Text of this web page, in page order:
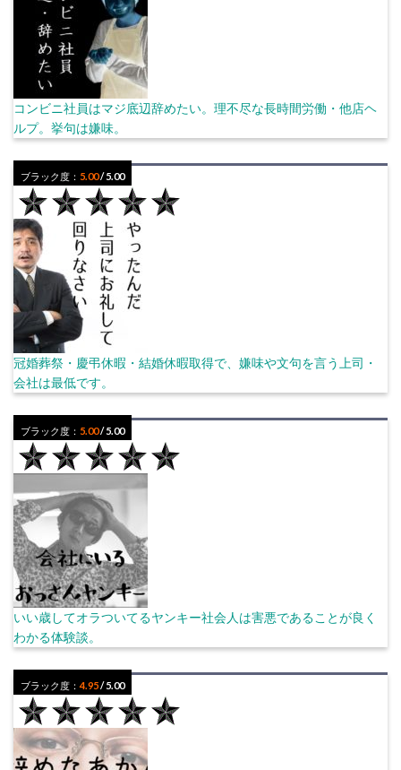
コンビニ社員はマジ底辺辞めたい。理不尽な長時間労働・他店ヘ
ルプ。挙句は嫌味。
ブラック度： 5.00/ 5.00
冠婚葬祭・慶弔休暇・結婚休暇取得で、嫌味や文句を言う上司・
会社は最低です。
ブラック度： 5.00/ 5.00
いい歳してオラついてるヤンキー社会人は害悪であることが良く
わかる体験談。
ブラック度：4.95/ 5.00